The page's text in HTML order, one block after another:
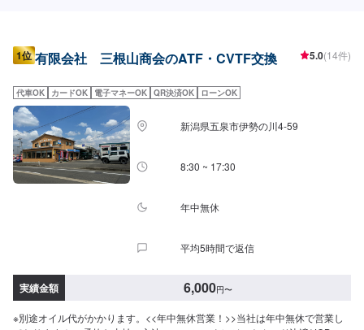
1位 有限会社 三根山商会のATF・CVTF交換 5.0(14件)
代車OK カードOK 電子マネーOK QR決済OK ローンOK
新潟県五泉市伊勢の川4-59
8:30 ~ 17:30
年中無休
平均5時間で返信
実績金額 6,000円〜
※別途オイル代がかかります。<<年中無休営業！>>当社は年中無休で営業し